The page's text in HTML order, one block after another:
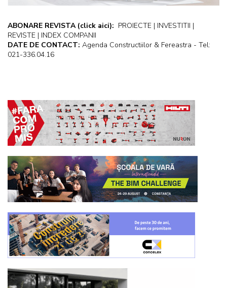
ABONARE REVISTA (click aici): PROIECTE | INVESTITII |
REVISTE | INDEX COMPANII
DATE DE CONTACT: Agenda Constructiilor & Fereastra - Tel:
021-336.04.16